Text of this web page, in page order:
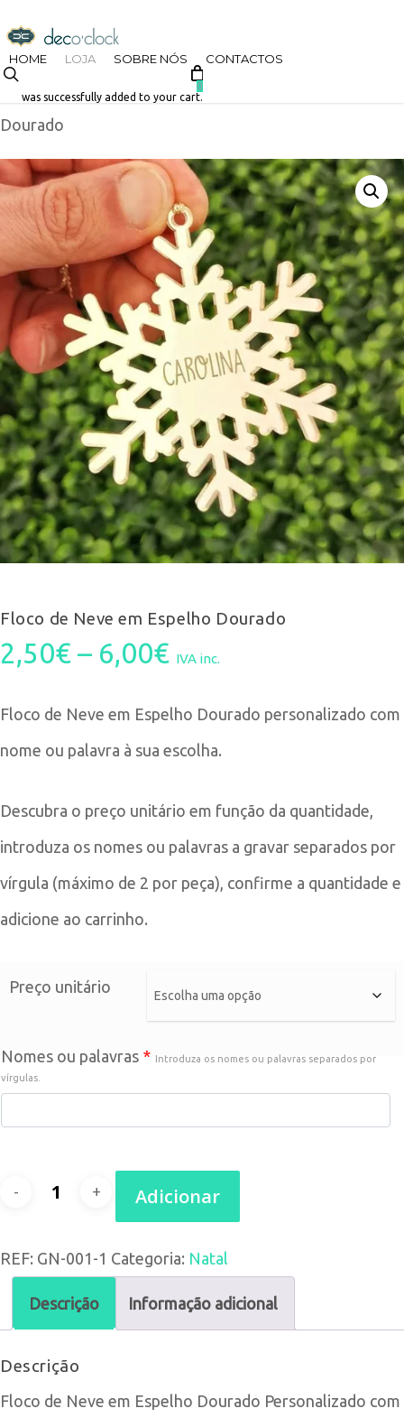
to
content
HOME LOJA SOBRE NÓS CONTACTOS
0
was successfully added to your cart.
Natal
Floco de Neve em Espelho
Dourado
Floco de Neve em Espelho Dourado
2,50€ – 6,00€ Price
2,50€
through
6,00€
IVA inc.
Floco de Neve em Espelho Dourado personalizado com
nome ou palavra à sua escolha.
Descubra o preço unitário em função da quantidade,
introduza os nomes ou palavras a gravar separados por
vírgula (máximo de 2 por peça), confirme a quantidade e
adicione ao carrinho.
Preço unitário
Nomes ou palavras * Introduza os nomes ou palavras separados por
vírgulas.
Quantidade
Floco
de
Neve
em
Espelho
Adicionar
REF: GN-001-1 Categoria: Natal
Descrição Informação adicional
Descrição
Floco de Neve em Espelho Dourado Personalizado com